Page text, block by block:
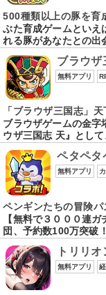
500種類以上の豚を育
ぶた育成ゲームといえ
れる豚があなたとの出
ブラウザ
無料アプリ
「ブラウザ三国志」
ブラウザゲームの金字
ウザ三国志 天』とし
ペタペタ
無料アプリ
ペンギンたちの冒険パ
【無料で３０００連
団、予約数100万突破
トリリ
無料アプリ